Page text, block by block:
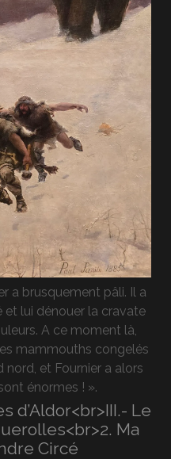
a brusquement pâli. Il a
et lui dénouer la cravate
A ce moment là,
mammouths congelés
nord, et Fournier a alors
énormes ! ».
d’Aldor<br>III.- Le
Ma
Circé